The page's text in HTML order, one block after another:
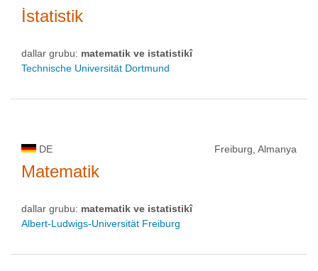
İstatistik
dallar grubu: matematik ve istatistikî
Technische Universität Dortmund
DE Freiburg, Almanya
Matematik
dallar grubu: matematik ve istatistikî
Albert-Ludwigs-Universität Freiburg